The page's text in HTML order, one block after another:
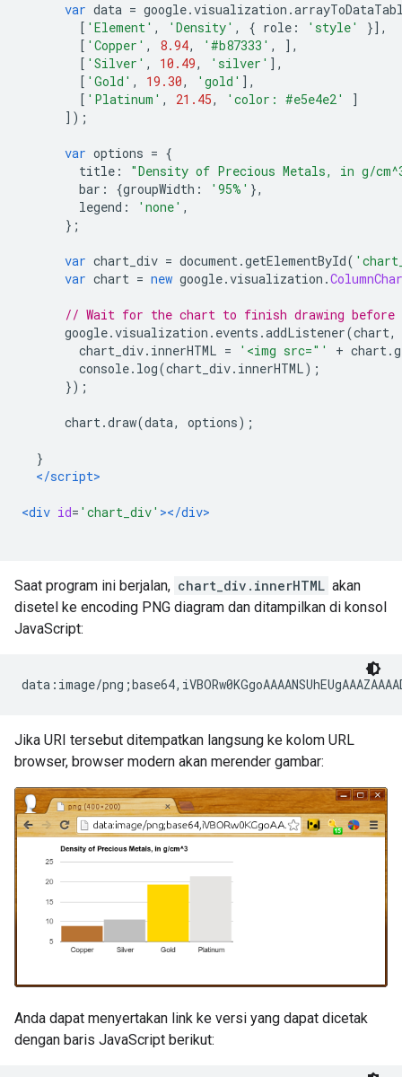
var data = google.visualization .
[ 'Element' , 'Density' , { role : 'style'
}],
[ 'Copper' , 8.94, '#b87333' ,
],
[ 'Silver' , 10.49, 'silver' ],
[ 'Gold' , 19.30, 'gold' ],
[ 'Platinum' , 21.45, 'color: #e5e4e2'
]
]);
var options = {
title :
"Density of Precious Metals, in g/
bar : {groupWidth : '95%' },
legend : 'none' ,
};
var chart_div = document.getElementById(
var chart = new google.visualization .
// Wait for the chart to finish drawing before
google.visualization . events .addListener(chart,
chart_div. innerHTML = '<img src="' + chart.
console. log(chart_div. innerHTML);
});
chart.draw(data, options);
}
</script>
<div id= 'chart_div' ></div>
Saat program ini berjalan, chart_div.innerHTML akan
disetel ke encoding PNG diagram dan ditampilkan di konsol
JavaScript:
Jika URI tersebut ditempatkan langsung ke kolom URL
browser, browser modern akan merender gambar:
Anda dapat menyertakan link ke versi yang dapat dicetak
dengan baris JavaScript berikut: